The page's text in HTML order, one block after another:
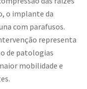
o implante da
com parafusos.
representa
de patologias
mobilidade e